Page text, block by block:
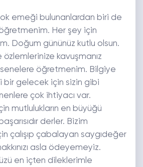
emeği bulunanlardan biri de
Her şey için
Doğum gününüz kutlu olsun.
özlemlerinize kavuşmanız
öğretmenim. Bilgiye
bir gelecek için sizin gibi
çok ihtiyacı var.
mutlulukların en büyüğü
derler. Bizim
çalışıp çabalayan saygıdeğer
asla ödeyemeyiz.
en içten dileklerimle